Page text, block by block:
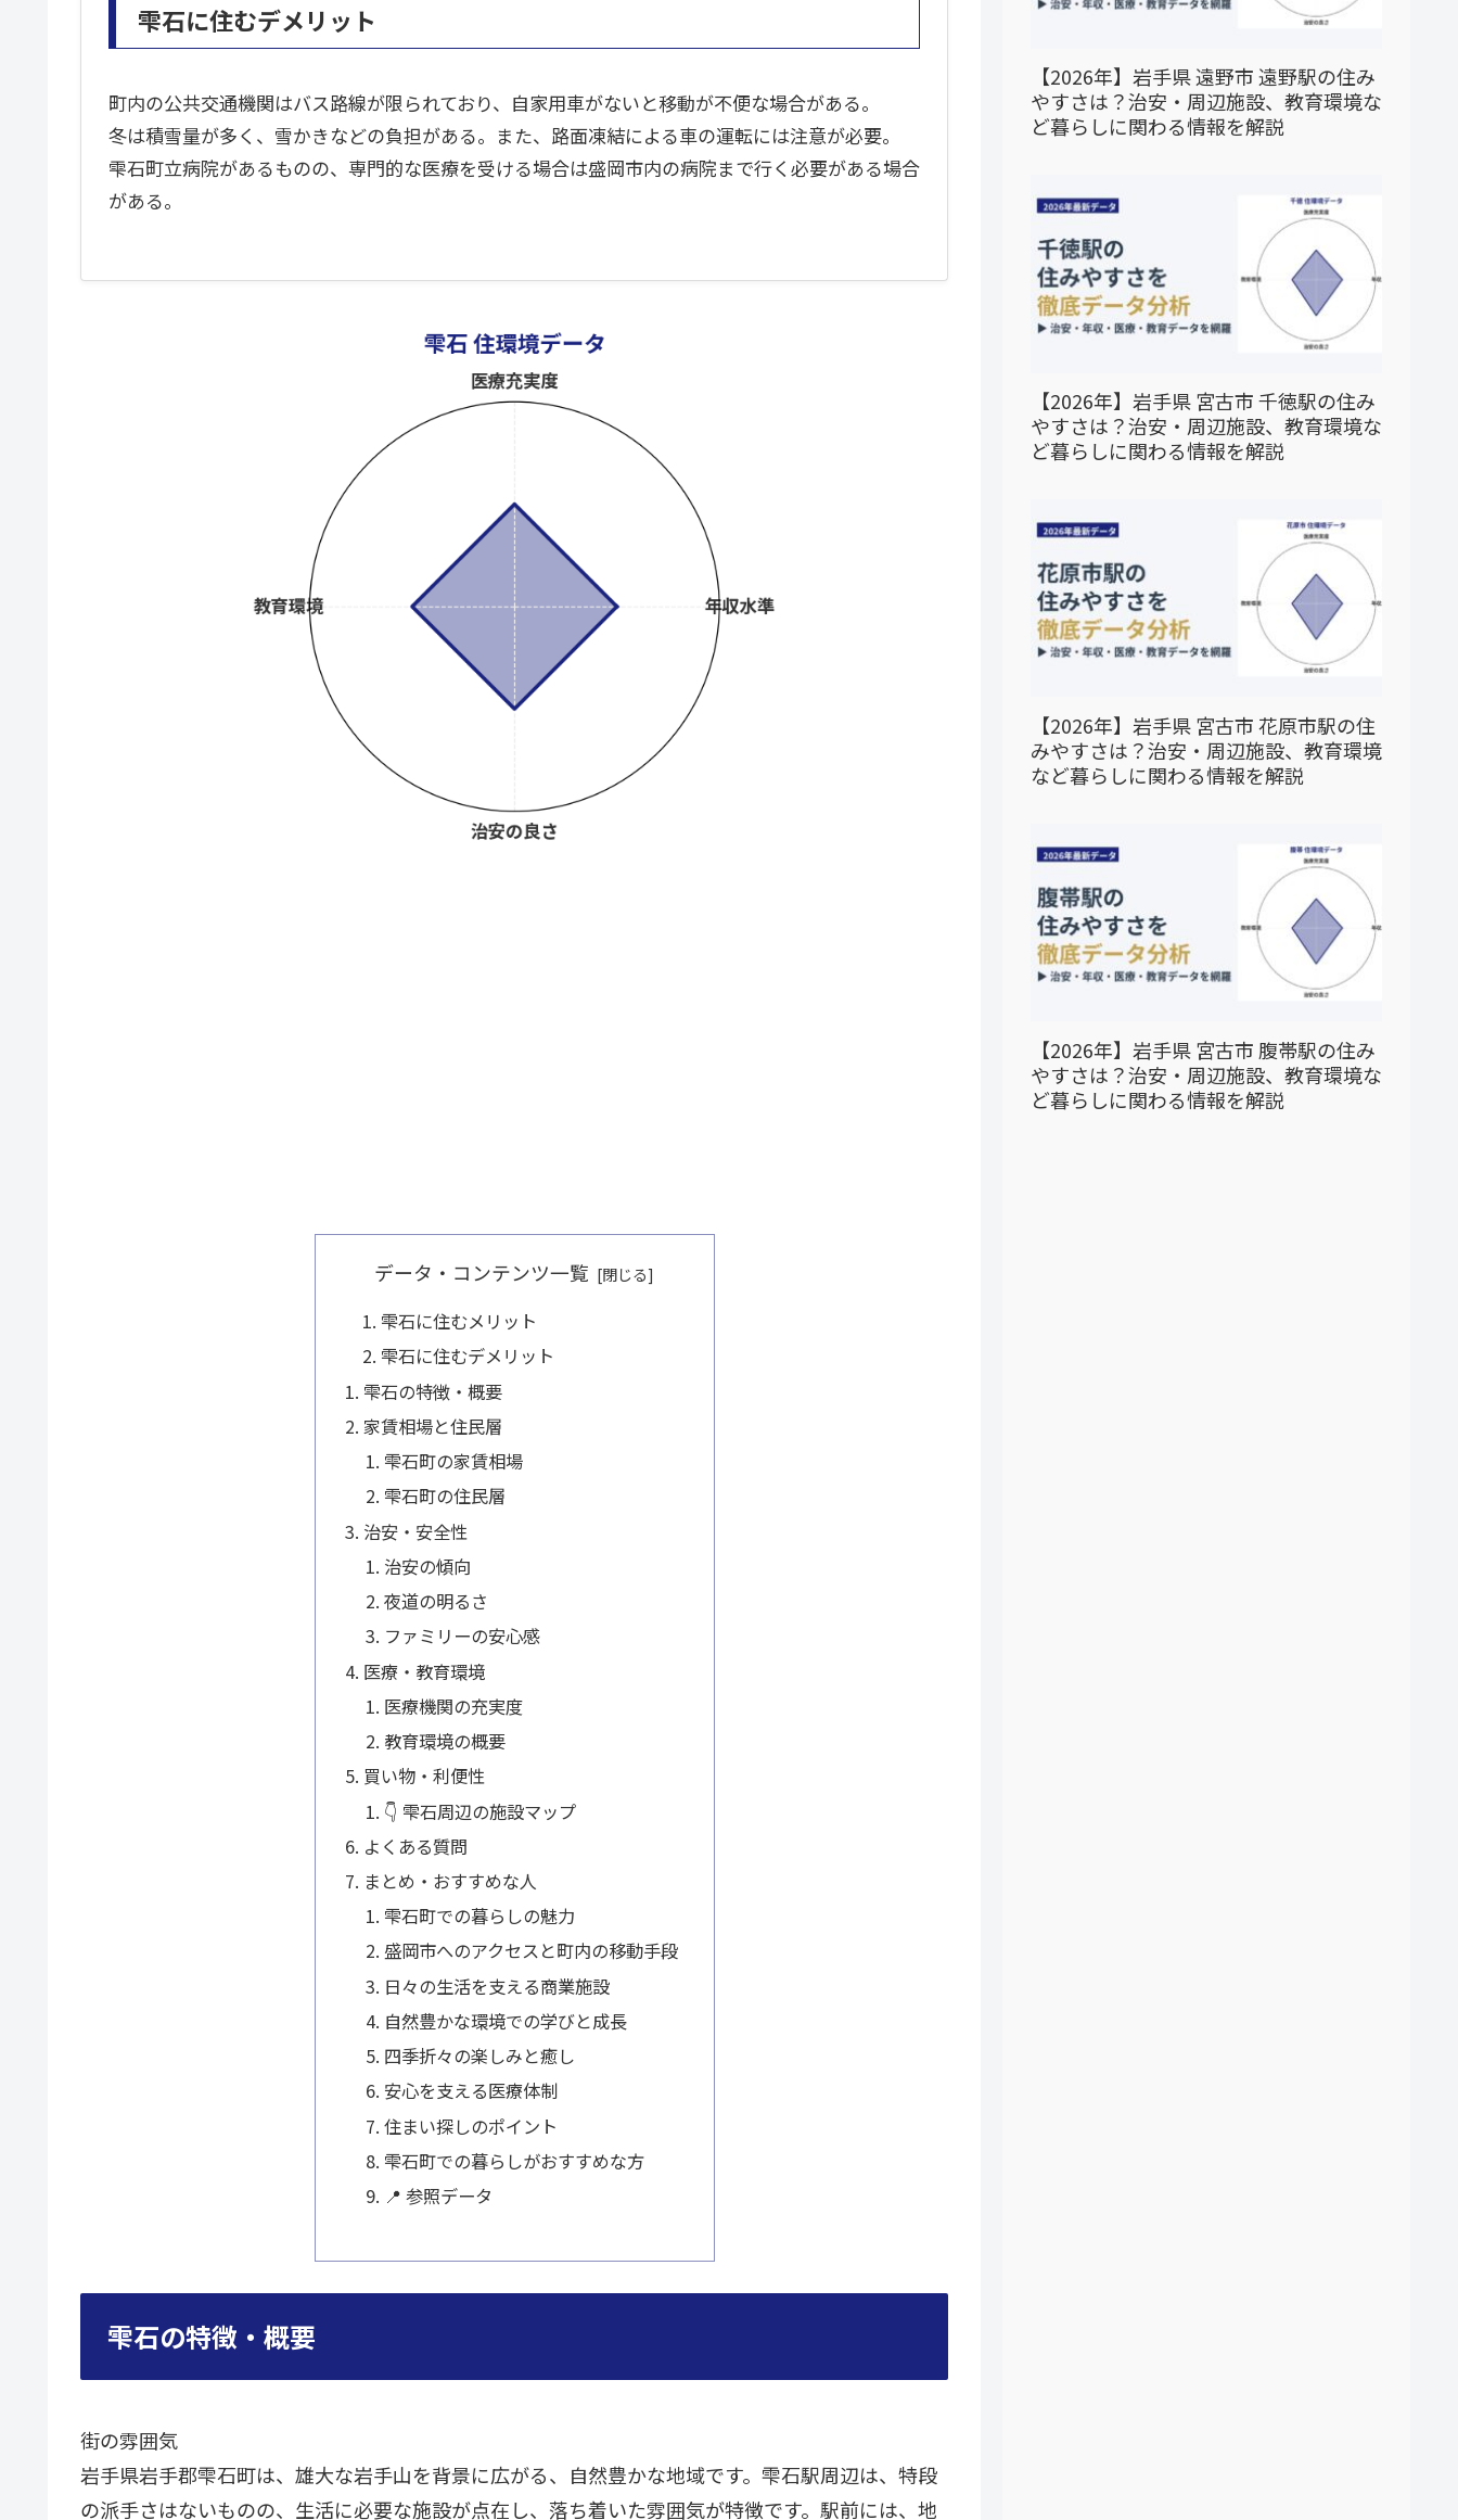
雫石に住むデメリット
町内の公共交通機関はバス路線が限られており、自家用車がないと移動が不便な場合がある。
冬は積雪量が多く、雪かきなどの負担がある。また、路面凍結による車の運転には注意が必要。
雫石町立病院があるものの、専門的な医療を受ける場合は盛岡市内の病院まで行く必要がある場合
がある。
データ・コンテンツ一覧
雫石に住むメリット
雫石に住むデメリット
雫石の特徴・概要
家賃相場と住民層
雫石町の家賃相場
雫石町の住民層
治安・安全性
治安の傾向
夜道の明るさ
ファミリーの安心感
医療・教育環境
医療機関の充実度
教育環境の概要
買い物・利便性
👇 雫石周辺の施設マップ
よくある質問
まとめ・おすすめな人
雫石町での暮らしの魅力
盛岡市へのアクセスと町内の移動手段
日々の生活を支える商業施設
自然豊かな環境での学びと成長
四季折々の楽しみと癒し
安心を支える医療体制
住まい探しのポイント
雫石町での暮らしがおすすめな方
📍 参照データ
雫石の特徴・概要
街の雰囲気
岩手県岩手郡雫石町は、雄大な岩手山を背景に広がる、自然豊かな地域です。雫石駅周辺は、特段
の派手さはないものの、生活に必要な施設が点在し、落ち着いた雰囲気が特徴です。駅前には、地
【2026年】岩手県 遠野市 遠野駅の住み
やすさは？治安・周辺施設、教育環境な
ど暮らしに関わる情報を解説
【2026年】岩手県 宮古市 千徳駅の住み
やすさは？治安・周辺施設、教育環境な
ど暮らしに関わる情報を解説
【2026年】岩手県 宮古市 花原市駅の住
みやすさは？治安・周辺施設、教育環境
など暮らしに関わる情報を解説
【2026年】岩手県 宮古市 腹帯駅の住み
やすさは？治安・周辺施設、教育環境な
ど暮らしに関わる情報を解説